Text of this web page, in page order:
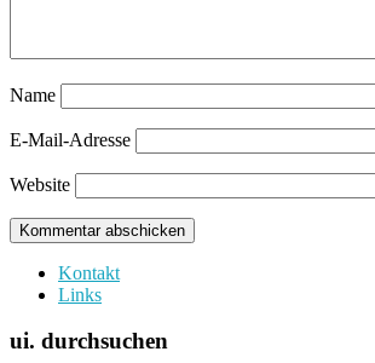
Name
E-Mail-Adresse
Website
Kontakt
Links
ui. durchsuchen